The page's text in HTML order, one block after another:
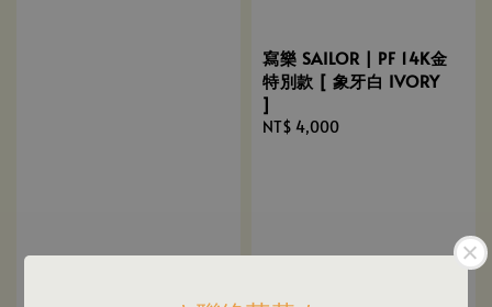
寫樂 SAILOR | PF 14K金
特別款 [ 象牙白 IVORY
]
Regular
NT$ 4,000